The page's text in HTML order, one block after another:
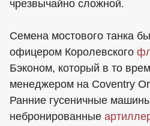
чрезвычайно сложной.
Семена мостового танка
офицером Королевского
Бэконом, который в то
менеджером на Coventry
Ранние гусеничные
небронированные